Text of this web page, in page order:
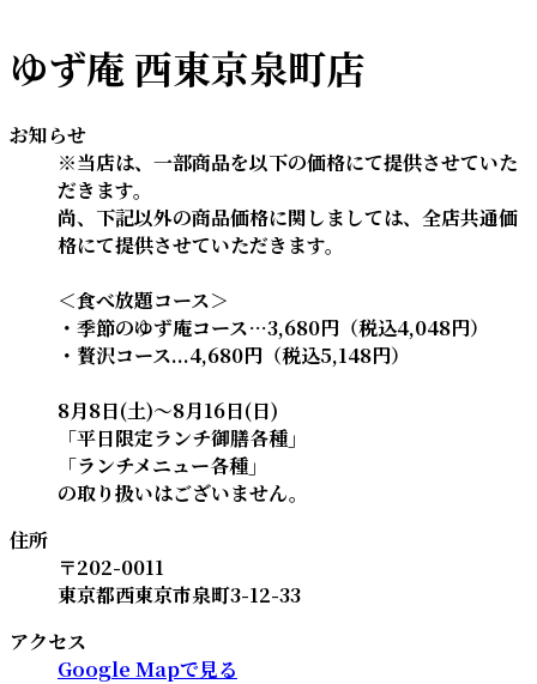
ゆず庵 西東京泉町店
お知らせ
※当店は、一部商品を以下の価格にて提供させていた
だきます。
尚、下記以外の商品価格に関しましては、全店共通価
格にて提供させていただきます。
＜食べ放題コース＞
・季節のゆず庵コース…3,680円（税込4,048円）
・贅沢コース...4,680円（税込5,148円）
8月8日(土)～8月16日(日)
「平日限定ランチ御膳各種」
「ランチメニュー各種」
の取り扱いはございません。
住所
〒202-0011
東京都西東京市泉町3-12-33
アクセス
Google Mapで見る